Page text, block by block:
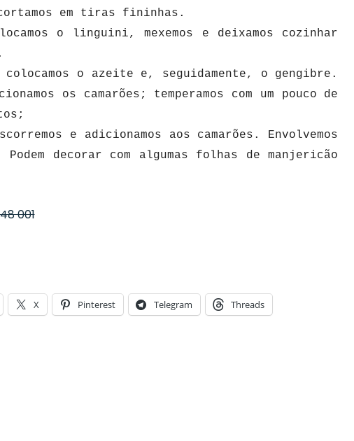
cortamos em tiras fininhas.
o linguini, mexemos e deixamos cozinhar
colocamos o azeite e, seguidamente, o gengibre.
os camarões; temperamos com um pouco de
e adicionamos aos camarões. Envolvemos
decorar com algumas folhas de manjericão
X Pinterest Telegram Threads